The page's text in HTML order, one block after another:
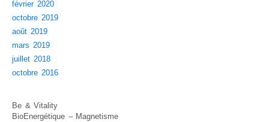
février 2020
octobre 2019
août 2019
mars 2019
juillet 2018
octobre 2016
Be & Vitality
BioEnergétique – Magnetisme